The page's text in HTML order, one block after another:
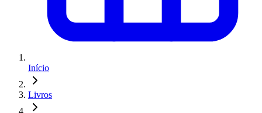
Início
Livros